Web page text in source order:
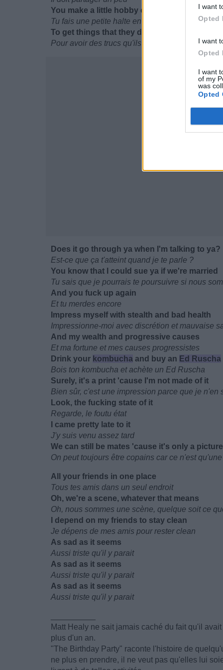
I want
Opted
I want
Opted
I want
of my
was
Opted
You make a little hobby out of going to the
Tu fais une petite halte en allant dans le hall
To get things that they don't have
Pour avoir des trucs qu'ils n'ont pas
Does it go through ya when I'm talking to ya?
Est-ce que ça t'atteint quand je te parle ?
You know that I could sue ya if we're married
Tu sais que je pourrais te poursuivre si nous
And you fuck up again
Et tu merdes encore
Impress myself with stealth and bad health
Impressionne-moi avec discrétion et mauvaise
And my wealth and progressive causes
Et ma fortune et mes causes progressistes
Drink your kombucha and buy an Ed Ruscha
Bois ton kombucha et achète un Ed Ruscha
Surely, it's a print 'cause I'm not made of it
Bien sûr, c'est une impression parce que je n'en
Look, the fucking state of it
Regarde, le foutu état
I came pretty late to it
J'y suis venu assez tard
We can still be mates 'cause it's only a picture
On peut toujours être copains car ce n'est
All your friends in one place
Tous tes amis dans un seul endroit
Oh, we're a scene, whatever that means
Oh, nous sommes une scène, quelque soit ce
I depend on my friends to stay clean
Je dépens de mes amis pour rester clean
As sad as it seems
Aussi triste qu'il y parait
As sad as it seems
Aussi triste qu'il y parait
As sad as it seems
Aussi triste qu'il y parait
Matt Healy ne sait jamais caché du fait qu'il
plus d'un an.
"The Birthday Party" raconte l'histoire de
ne plus en prendre, il ne veut pas qu'elles lui